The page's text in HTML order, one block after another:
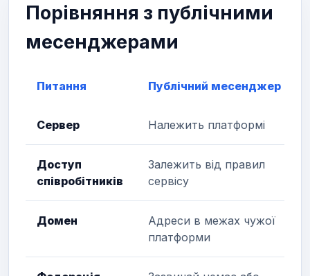
Порівняння з публічними
месенджерами
Питання Публічний месенджер
Сервер Належить платформі
Доступ
співробітників
Залежить від правил
сервісу
Домен
Адреси в межах чужої
платформи